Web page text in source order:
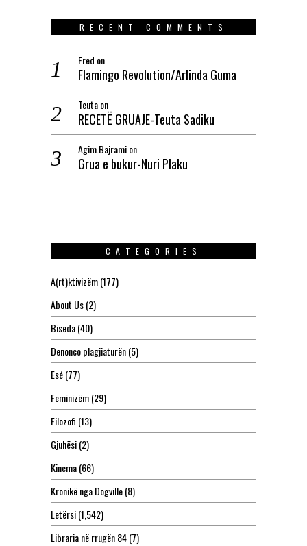
RECENT COMMENTS
Fred on
Flamingo Revolution/Arlinda Guma
Teutaon
RECETË GRUAJE-Teuta Sadiku
Agim.Bajramion
Grua e bukur-Nuri Plaku
CATEGORIES
A(rt)ktivizëm(177)
About Us(2)
Biseda(40)
Denonco plagjiaturën(5)
Esé(77)
Feminizëm(29)
Filozofi (13)
Gjuhësi(2)
Kinema(66)
Kronikë nga Dogville(8)
Letërsi(1,542)
Libraria në rrugën 84(7)